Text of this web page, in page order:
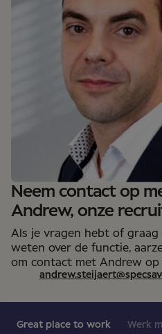
Neem contact op
Andrew, onze
Als je vragen hebt of
weten over de functie,
om contact met Andrew op
Great place to work Werk